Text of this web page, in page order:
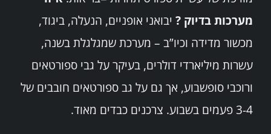
מערכות בדיוק ? יבואני אופניים, הנעלה, ביגוד,
מכשור מדידה וכיו”ב – מערכת שמגלגלת בשנה,
עשרות מיליארדי דולרים, בעיקר על גבי ספורטאים
ורוכבי סופשבוע, אך גם על גב ספורטאים חובבים של
3-4 פעמים בשבוע. צרכנים כבדים מאוד.